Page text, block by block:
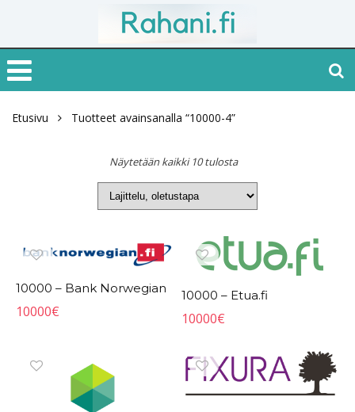
Etusivu Tuotteet avainsanalla “10000-4”
Näytetään kaikki 10 tulosta
10000 – Bank Norwegian
10000€
10000 – Etua.fi
10000€